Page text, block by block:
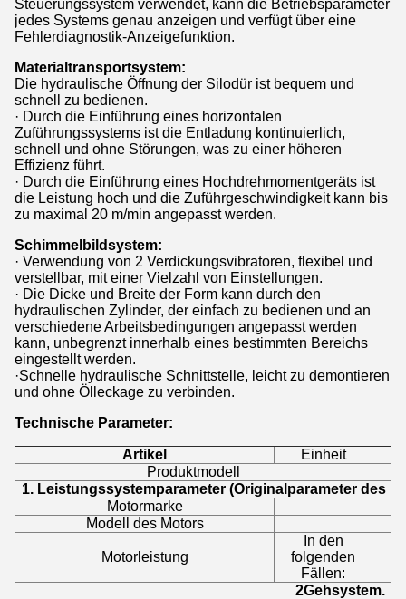
Steuerungssystem verwendet, kann die Betriebsparameter
jedes Systems genau anzeigen und verfügt über eine
Fehlerdiagnostik-Anzeigefunktion.
Materialtransportsystem:
Die hydraulische Öffnung der Silodür ist bequem und
schnell zu bedienen.
· Durch die Einführung eines horizontalen
Zuführungssystems ist die Entladung kontinuierlich,
schnell und ohne Störungen, was zu einer höheren
Effizienz führt.
· Durch die Einführung eines Hochdrehmomentgeräts ist
die Leistung hoch und die Zuführgeschwindigkeit kann bis
zu maximal 20 m/min angepasst werden.
Schimmelbildsystem:
· Verwendung von 2 Verdickungsvibratoren, flexibel und
verstellbar, mit einer Vielzahl von Einstellungen.
· Die Dicke und Breite der Form kann durch den
hydraulischen Zylinder, der einfach zu bedienen und an
verschiedene Arbeitsbedingungen angepasst werden
kann, unbegrenzt innerhalb eines bestimmten Bereichs
eingestellt werden.
·Schnelle hydraulische Schnittstelle, leicht zu demontieren
und ohne Ölleckage zu verbinden.
Technische Parameter:
Artikel
Einheit
Produktmodell
1. Leistungssystemparameter (Originalparameter des
Motormarke
Modell des Motors
Motorleistung
In den
folgenden
Fällen:
2Gehsystem.